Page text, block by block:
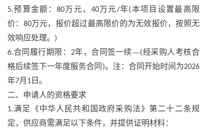
5.预算金额：80万元， 40万元/年(本项目设置最高限
价： 80万元，报价超过最高限价的为无效报价，按照无
效响应处理。 )
6.合同履行期限： 2年，合同签一续—(经采购人考核合
格后续签下一年度服务合同 )。注：合同开始时间为2026
年7月 1 日。
二、申请人的资格要求
1.满足《中华人民共和国政府采购法》第二十二条规
定，供应商需满足以下条件，并提供证明材料：